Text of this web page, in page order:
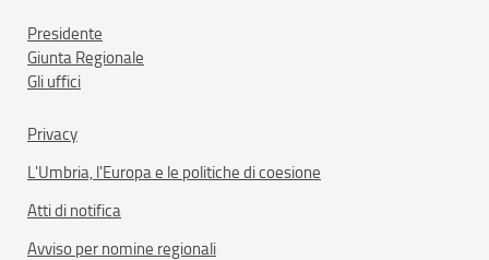
Presidente
Giunta Regionale
Gli uffici
Privacy
L'Umbria, l'Europa e le politiche di coesione
Atti di notifica
Avviso per nomine regionali